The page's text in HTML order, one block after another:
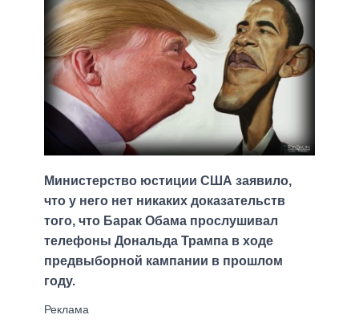
Министерство юстиции США заявило,
что у него нет никаких доказательств
того, что Барак Обама прослушивал
телефоны Дональда Трампа в ходе
предвыборной кампании в прошлом
году.